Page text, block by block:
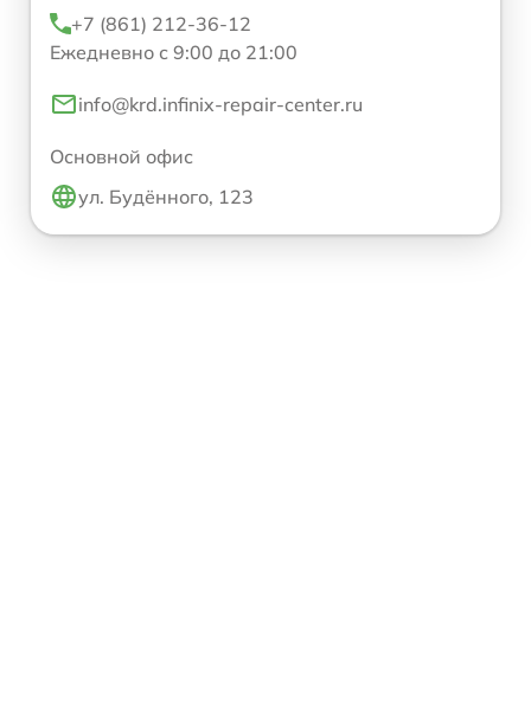
+7 (861) 212-36-12
Ежедневно с 9:00 до 21:00
info@krd.infinix-repair-center.ru
Основной офис
ул. Будённого, 123